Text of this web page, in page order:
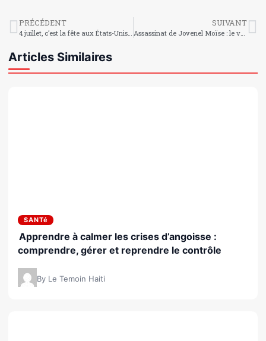
PRÉCÉDENT
4 juillet, c’est la fête aux États-Unis d’Amérique
SUIVANT
Assassinat de Jovenel Moïse : le vendredi 7 juillet déclarée de deuil national
Articles Similaires
SANTé
Apprendre à calmer les crises d’angoisse :
comprendre, gérer et reprendre le contrôle
By Le Temoin Haiti